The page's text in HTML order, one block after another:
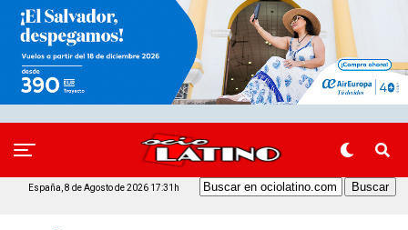
España, 8 de Agosto de 2026 17:31h